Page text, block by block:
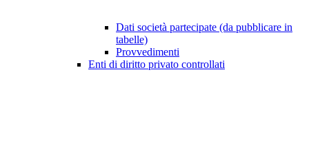
Dati società partecipate (da pubblicare in
tabelle)
Provvedimenti
Enti di diritto privato controllati